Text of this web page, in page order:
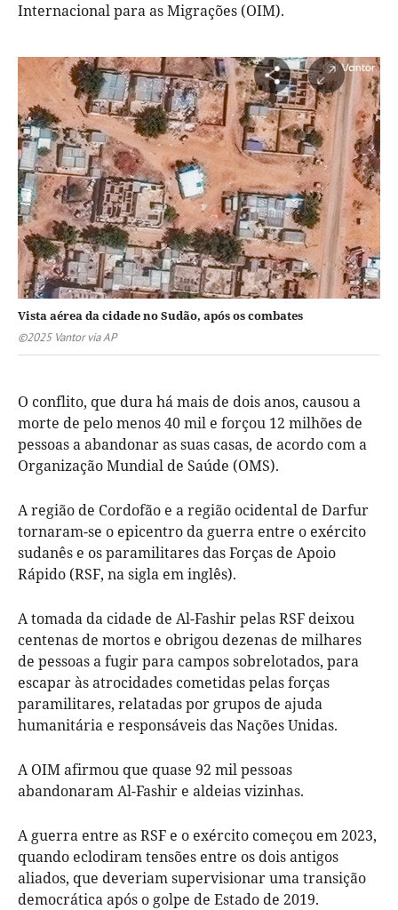
Internacional para as Migrações (OIM).
Vista aérea da cidade no Sudão, após os combates
©2025 Vantor via AP
O conflito, que dura há mais de dois anos, causou a
morte de pelo menos 40 mil e forçou 12 milhões de
pessoas a abandonar as suas casas, de acordo com a
Organização Mundial de Saúde (OMS).
A região de Cordofão e a região ocidental de Darfur
tornaram-se o epicentro da guerra entre o exército
sudanês e os paramilitares das Forças de Apoio
Rápido (RSF, na sigla em inglês).
A tomada da cidade de Al-Fashir pelas RSF deixou
centenas de mortos e obrigou dezenas de milhares
de pessoas a fugir para campos sobrelotados, para
escapar às atrocidades cometidas pelas forças
paramilitares, relatadas por grupos de ajuda
humanitária e responsáveis das Nações Unidas.
A OIM afirmou que quase 92 mil pessoas
abandonaram Al-Fashir e aldeias vizinhas.
A guerra entre as RSF e o exército começou em 2023,
quando eclodiram tensões entre os dois antigos
aliados, que deveriam supervisionar uma transição
democrática após o golpe de Estado de 2019.